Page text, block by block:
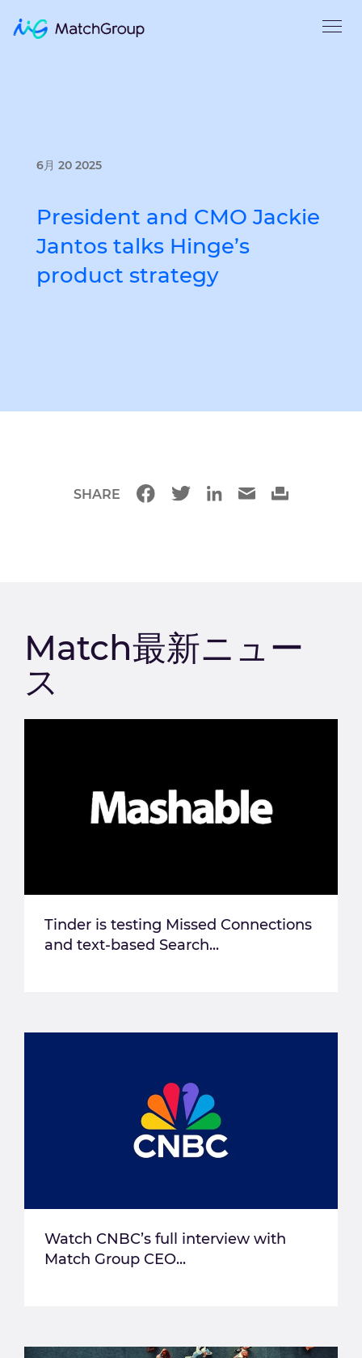
6月 20 2025
President and CMO Jackie
Jantos talks Hinge’s
product strategy
SHARE
Match最新ニュー
ス
Tinder is testing Missed Connections
and text-based Search...
Watch CNBC’s full interview with
Match Group CEO...